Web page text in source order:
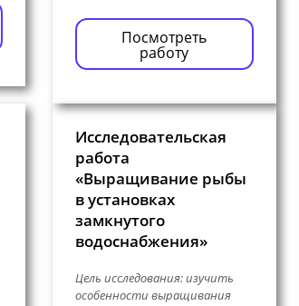
Посмотреть
работу
Исследовательская
работа
«Выращивание рыбы
в установках
замкнутого
водоснабжения»
Цель исследования: изучить
особенности выращивания